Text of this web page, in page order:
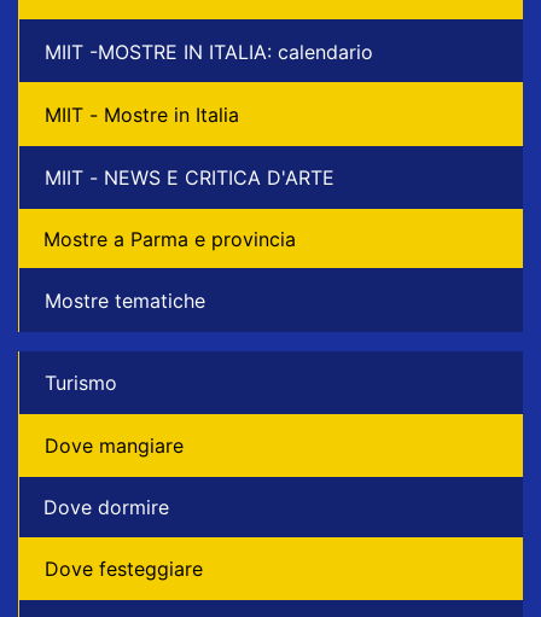
MIIT -MOSTRE IN ITALIA: calendario
MIIT - Mostre in Italia
MIIT - NEWS E CRITICA D'ARTE
Mostre a Parma e provincia
Mostre tematiche
Turismo
Dove mangiare
Dove dormire
Dove festeggiare